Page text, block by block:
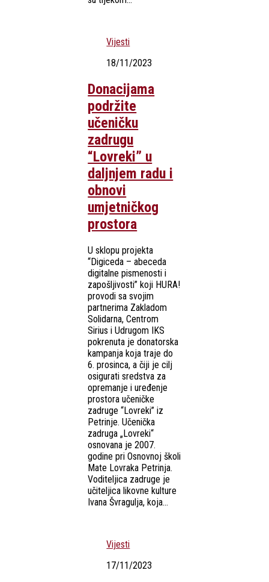
Vijesti
18/11/2023
Donacijama
podržite
učeničku
zadrugu
“Lovreki” u
daljnjem radu i
obnovi
umjetničkog
prostora
U sklopu projekta
“Digiceda – abeceda
digitalne pismenosti i
zapošljivosti” koji HURA!
provodi sa svojim
partnerima Zakladom
Solidarna, Centrom
Sirius i Udrugom IKS
pokrenuta je donatorska
kampanja koja traje do
6. prosinca, a čiji je cilj
osigurati sredstva za
opremanje i uređenje
prostora učeničke
zadruge “Lovreki” iz
Petrinje. Učenička
zadruga „Lovreki“
osnovana je 2007.
godine pri Osnovnoj školi
Mate Lovraka Petrinja.
Voditeljica zadruge je
učiteljica likovne kulture
Ivana Švragulja, koja...
Vijesti
17/11/2023